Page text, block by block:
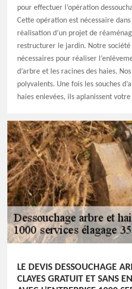
pour effectuer l’opération
Cette opération est nécessaire
réalisation d’un projet de
restructurer le jardin. Notre société
nécessaires pour réaliser
d’arbre et les racines des haies.
polyvalents. Une fois les souches
haies enlevées, ils aplanissent
LE DEVIS DESSOUCHAGE
CLAYES GRATUIT ET SANS